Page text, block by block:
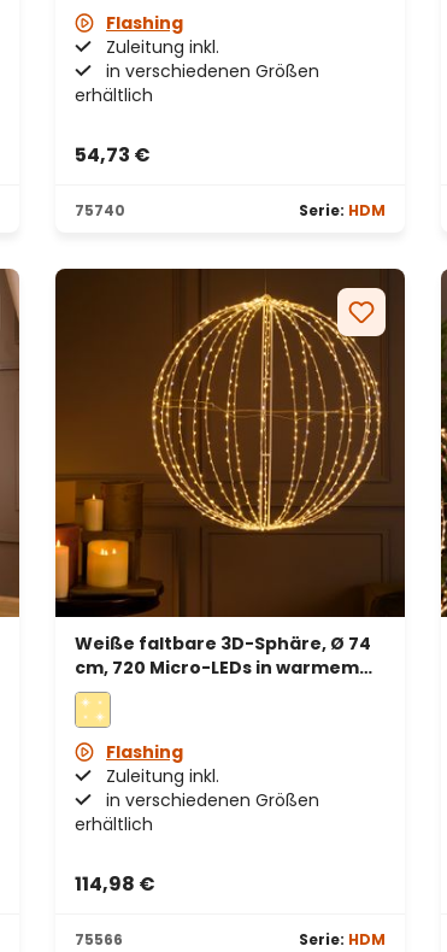
Flashing
Zuleitung inkl.
in verschiedenen Größen
erhältlich
54,73 €
75740 Serie: HDM
Weiße faltbare 3D-Sphäre, Ø 74
cm, 720 Micro-LEDs in warmem
und kaltem Weiß, für
Innenbereich
Flashing
Zuleitung inkl.
in verschiedenen Größen
erhältlich
114,98 €
75566 Serie: HDM